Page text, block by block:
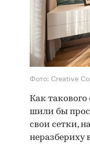
Фото: Creative
Как
шили бы
свои сетки,
неразбериху